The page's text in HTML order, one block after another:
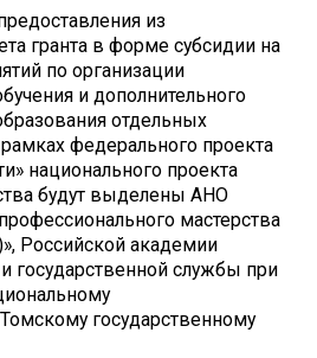
из
гранта в форме субсидии на
по организации
и дополнительного
отдельных
федерального проекта
национального проекта
будут выделены АНО
мастерства
Российской академии
государственной службы при
государственному